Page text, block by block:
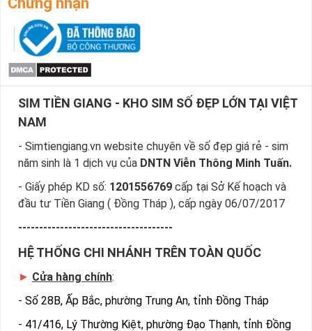
SIM TIỀN GIANG - KHO SIM SỐ ĐẸP LỚN TẠI VIỆT
NAM
- Simtiengiang.vn website chuyên về số đẹp giá rẻ - sim
năm sinh là 1 dịch vụ của DNTN Viễn Thông Minh Tuấn.
- Giấy phép KD số: 1201556769 cấp tại Sở Kế hoạch và
đầu tư Tiền Giang ( Đồng Tháp ), cấp ngày 06/07/2017
-------------------------------------
HỆ THỐNG CHI NHÁNH TRÊN TOÀN QUỐC
► Cửa hàng chính:
- Số 28B, Ấp Bắc, phường Trung An, tỉnh Đồng Tháp
- 41/416, Lý Thường Kiệt, phường Đạo Thạnh, tỉnh Đồng